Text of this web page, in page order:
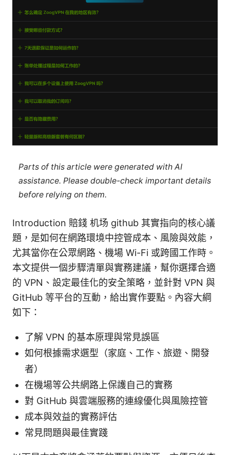
Parts of this article were generated with AI
assistance. Please double-check important details
before relying on them.
Introduction 賠錢 机场 github 其實指向的核心議
題，是如何在網路環境中控管成本、風險與效能，
尤其當你在公眾網路、機場 Wi-Fi 或跨國工作時。
本文提供一個步驟清單與實務建議，幫你選擇合適
的 VPN、設定最佳化的安全策略，並針對 VPN 與
GitHub 等平台的互動，給出實作要點。內容大綱
如下：
了解 VPN 的基本原理與常見誤區
如何根據需求選型（家庭、工作、旅遊、開發
者）
在機場等公共網路上保護自己的實務
對 GitHub 與雲端服務的連線優化與風險控管
成本與效益的實務評估
常見問題與最佳實踐